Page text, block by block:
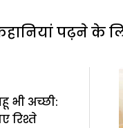
पढ़ने के
भी अच्छी:
रिश्ते